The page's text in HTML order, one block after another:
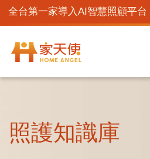
全台第一家導入AI智慧照顧平
照護知識庫